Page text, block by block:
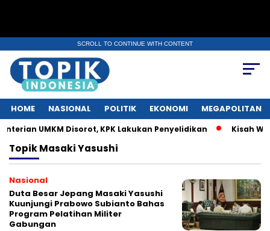
SCROLL TO CONTINUE WITH CONTENT
HOME NASIONAL POLITIK EKONOMI MEGAPOLITAN
UMKM Disorot, KPK Lakukan Penyelidikan Kisah
TopikMasaki Yasushi
Nasional
Duta Besar Jepang Masaki Yasushi
Kuunjungi Prabowo Subianto Bahas
Program Pelatihan Militer
Gabungan